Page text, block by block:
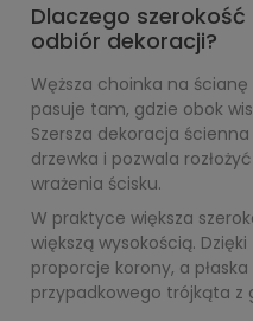
Dlaczego
odbiór dekoracji?
Węższa choinka na
pasuje tam, gdzie obok
Szersza dekoracja
drzewka i pozwala
wrażenia ścisku.
W praktyce większa
większą wysokością.
proporcje korony, a
przypadkowego trójkąta z